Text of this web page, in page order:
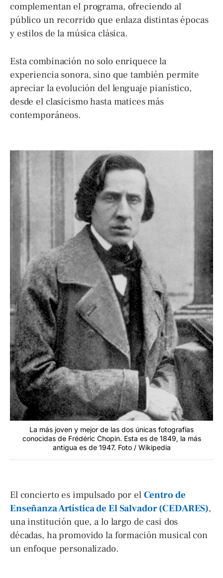
complementan el programa, ofreciendo al
público un recorrido que enlaza distintas épocas
y estilos de la música clásica.
Esta combinación no solo enriquece la
experiencia sonora, sino que también permite
apreciar la evolución del lenguaje pianístico,
desde el clasicismo hasta matices más
contemporáneos.
La más joven y mejor de las dos únicas fotografías
conocidas de Frédéric Chopin. Esta es de 1849, la más
antigua es de 1947. Foto / Wikipedia
El concierto es impulsado por el Centro de
Enseñanza Artística de El Salvador (CEDARES),
una institución que, a lo largo de casi dos
décadas, ha promovido la formación musical con
un enfoque personalizado.